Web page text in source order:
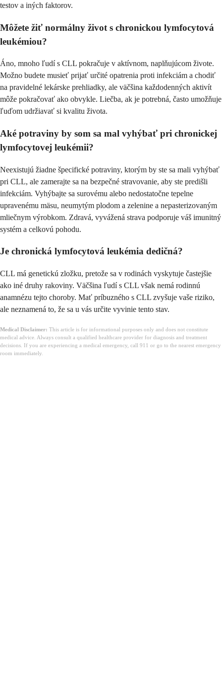
testov a iných faktorov.
Môžete žiť normálny život s chronickou lymfocytová
leukémiou?
Áno, mnoho ľudí s CLL pokračuje v aktívnom, naplňujúcom živote.
Možno budete musieť prijať určité opatrenia proti infekciám a chodiť
na pravidelné lekárske prehliadky, ale väčšina každodenných aktivít
môže pokračovať ako obvykle. Liečba, ak je potrebná, často umožňuje
ľuďom udržiavať si kvalitu života.
Aké potraviny by som sa mal vyhýbať pri chronickej
lymfocytovej leukémii?
Neexistujú žiadne špecifické potraviny, ktorým by ste sa mali vyhýbať
pri CLL, ale zamerajte sa na bezpečné stravovanie, aby ste predišli
infekciám. Vyhýbajte sa surovému alebo nedostatočne tepelne
upravenému mäsu, neumytým plodom a zelenine a nepasterizovaným
mliečnym výrobkom. Zdravá, vyvážená strava podporuje váš imunitný
systém a celkovú pohodu.
Je chronická lymfocytová leukémia dedičná?
CLL má genetickú zložku, pretože sa v rodinách vyskytuje častejšie
ako iné druhy rakoviny. Väčšina ľudí s CLL však nemá rodinnú
anamnézu tejto choroby. Mať príbuzného s CLL zvyšuje vaše riziko,
ale neznamená to, že sa u vás určite vyvinie tento stav.
Medical Disclaimer: This article is for informational purposes only and does not constitute
medical advice. Always consult a qualified healthcare provider for diagnosis and treatment
decisions. If you are experiencing a medical emergency, call 911 or go to the nearest emergency
room immediately.